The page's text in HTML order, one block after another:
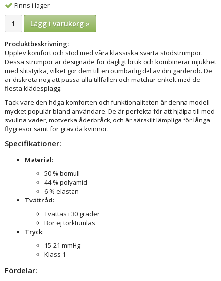
Finns i lager
Lägg i varukorg »
Produktbeskrivning:
Upplev komfort och stöd med våra klassiska svarta stödstrumpor.
Dessa strumpor är designade för dagligt bruk och kombinerar mjukhet
med slitstyrka, vilket gör dem till en oumbärlig del av din garderob. De
är diskreta nog att passa alla tillfällen och matchar enkelt med de
flesta klädesplagg.
Tack vare den höga komforten och funktionaliteten är denna modell
mycket populär bland användare. De är perfekta för att hjälpa till med
svullna vader, motverka åderbråck, och är särskilt lämpliga för långa
flygresor samt för gravida kvinnor.
Specifikationer:
Material:
50 % bomull
44 % polyamid
6 % elastan
Tvättråd:
Tvättas i 30 grader
Bör ej torktumlas
Tryck:
15-21 mmHg
Klass 1
Fördelar: